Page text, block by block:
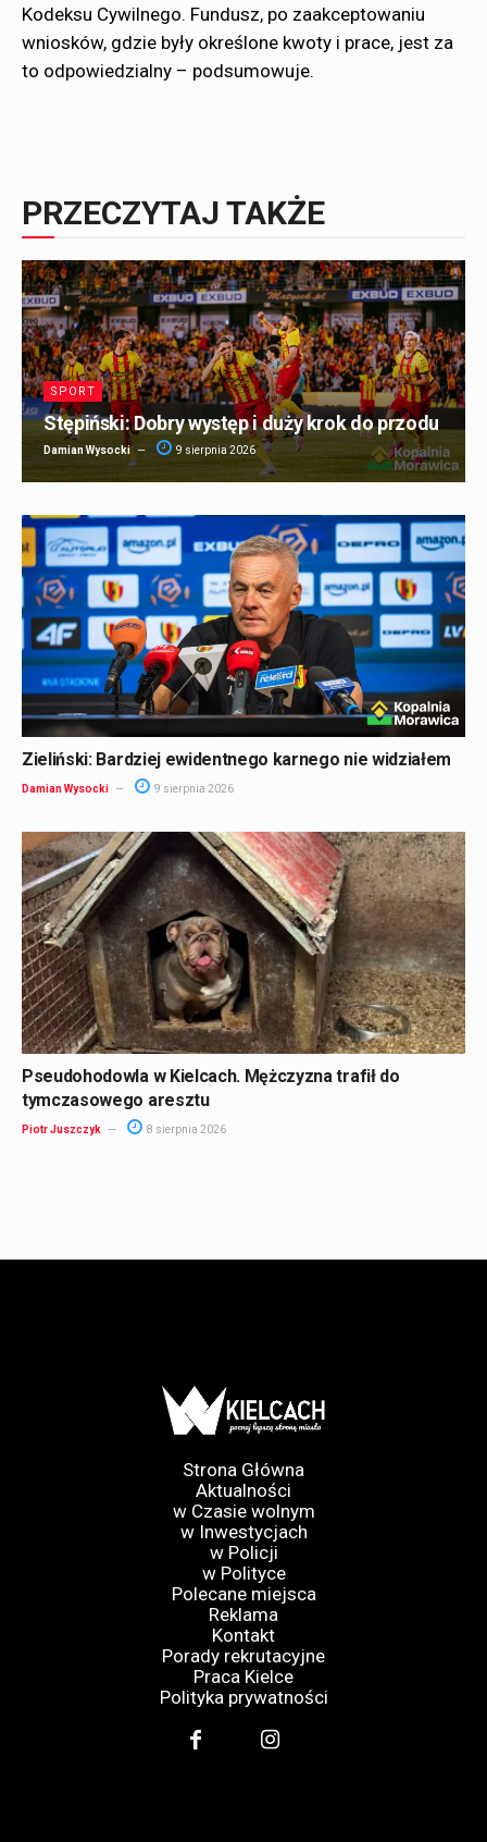
Kodeksu Cywilnego. Fundusz, po zaakceptowaniu
wniosków, gdzie były określone kwoty i prace, jest za
to odpowiedzialny – podsumowuje.
PRZECZYTAJ TAKŻE
SPORT
Stępiński: Dobry występ i duży krok do przodu
Damian Wysocki 9 sierpnia 2026
Zieliński: Bardziej ewidentnego karnego nie widziałem
Damian Wysocki 9 sierpnia 2026
Pseudohodowla w Kielcach. Mężczyzna trafił do
tymczasowego aresztu
Piotr Juszczyk 8 sierpnia 2026
Strona Główna
Aktualności
w Czasie wolnym
w Inwestycjach
w Policji
w Polityce
Polecane miejsca
Reklama
Kontakt
Porady rekrutacyjne
Praca Kielce
Polityka prywatności